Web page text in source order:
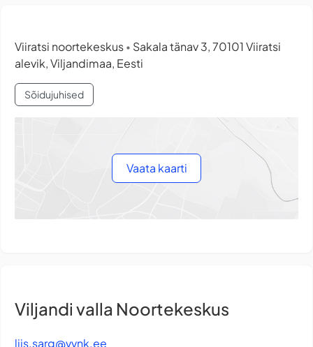
Viiratsi noortekeskus • Sakala tänav 3, 70101 Viiratsi
alevik, Viljandimaa, Eesti
Sõidujuhised
Vaata kaarti
Viljandi valla Noortekeskus
liis.sarg@vvnk.ee